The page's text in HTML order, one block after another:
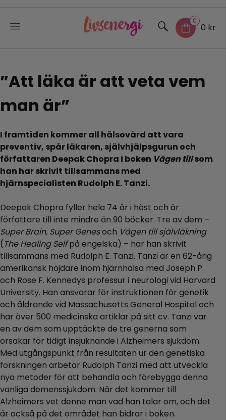
content
0
0 kr
”Att läka är att veta vem
man är”
I framtiden kommer all hälsovård att vara
preventiv, spår läkaren, självhjälpsgurun och
författaren Deepak Chopra i boken Vägen tillsom
han har skrivit tillsammans med
hjärnspecialisten Rudolph E. Tanzi.
Deepak Chopra fyller hela 74 år i höst och är
författare till inte mindre än 90 böcker. Tre av dem –
Super Brain, Super Genesoch Vägen till självläkning
(The Healing Selfpå engelska) – har han skrivit
tillsammans med Rudolph E. Tanzi. Tanzi är en 62-årig
amerikansk höjdare inom hjärnhälsa med Joseph P.
och Rose F. Kennedys professur i neurologi vid Harvard
University. Han ansvarar för instruktionen för genetik
och åldrande vid Massachusetts General Hospital och
har över 500 medicinska artiklar på sitt cv. Tanzi var
en av dem som upptäckte de tre generna som
orsakar för tidigt insjuknande i Alzheimers sjukdom.
Med utgångspunkt från resultaten ur den genetiska
forskningen arbetar Rudolph Tanzi med att utveckla
nya metoder för att behandla och förebygga denna
vanliga demenssjukdom. När det kommer till
Alzheimers vet denne man vad han talar om, och det
är också på det området han bidrar i boken.